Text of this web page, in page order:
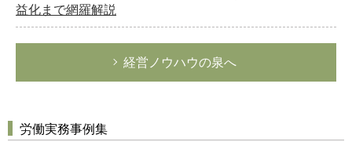
益化まで網羅解説
経営ノウハウの泉へ
労働実務事例集